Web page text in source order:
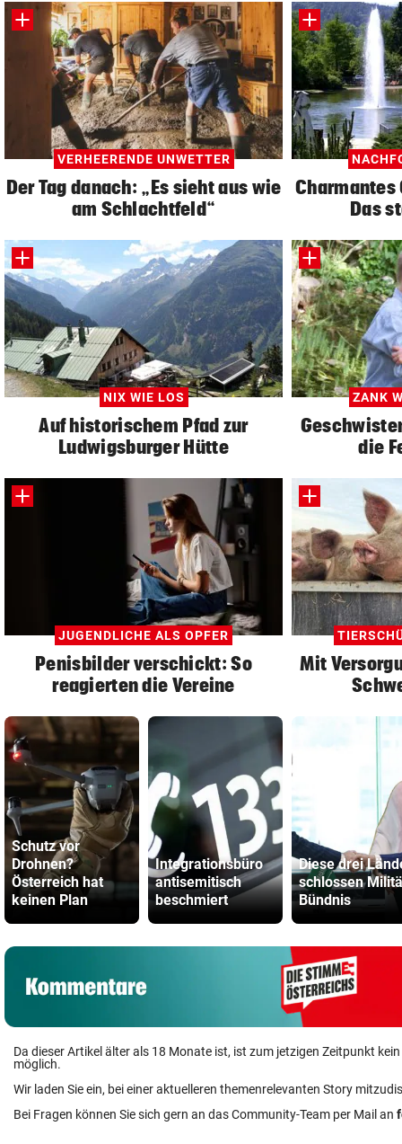
VERHEERENDE UNWETTER
Der Tag danach: „Es sieht aus wie
am Schlachtfeld“
Charmantes
Das
NIX WIE LOS
Auf historischem Pfad zur
Ludwigsburger Hütte
ZANK
die
JUGENDLICHE ALS OPFER
Penisbilder verschickt: So
reagierten die Vereine
Mit
Schutz vor
Drohnen?
Österreich hat
keinen Plan
Integrationsbüro
antisemitisch
beschmiert
Diese drei
schlossen
Bündnis
Da dieser Artikel älter als 18 Monate ist, ist zum jetzigen Zeitpunkt
möglich.
Wir laden Sie ein, bei einer aktuelleren themenrelevanten Story
Bei Fragen können Sie sich gern an das Community-Team per Mail an